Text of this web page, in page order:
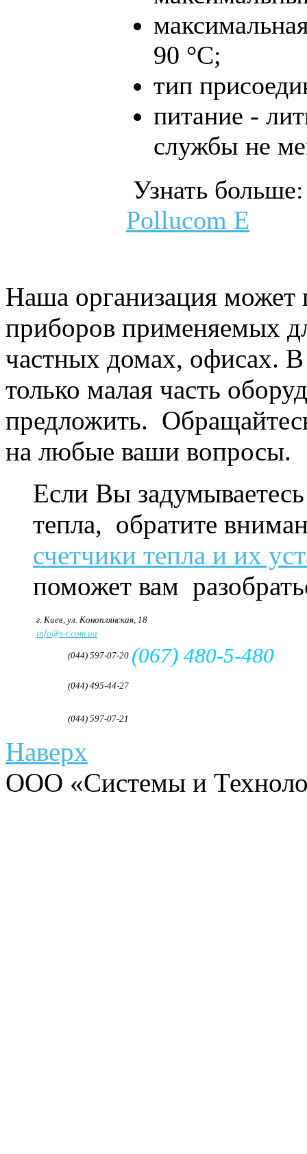
90 °С;
тип
питание -
службы не
Узнать
Pollucom E
Наша организация
приборов применяемых
частных домах, офисах. В
только малая часть
предложить.
на любые ваши вопросы.
Если Вы
тепла, обратите
счетчики тепла и их
поможет вам
г. Киев, ул. Коноплянская, 18
info@s-t.com.ua
(044) 597-07-20 (067) 480-5-480
(044) 495-44-27
(044) 597-07-21
Наверх
ООО «Системы и